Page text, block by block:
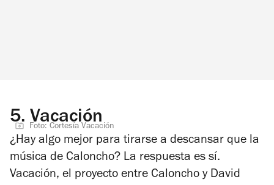
5. Vacación
Foto: Cortesía Vacación
¿Hay algo mejor para tirarse a descansar que la
música de Caloncho? La respuesta es sí.
Vacación, el proyecto entre Caloncho y David